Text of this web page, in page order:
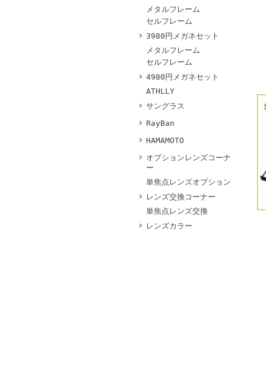
メタルフレーム
セルフレーム
3980円メガネセット
メタルフレーム
セルフレーム
4980円メガネセット
ATHLLY
サングラス
RayBan
HAMAMOTO
オプションレンズコーナ
ー
単焦点レンズオプション
レンズ交換コーナー
単焦点レンズ交換
レンズカラー